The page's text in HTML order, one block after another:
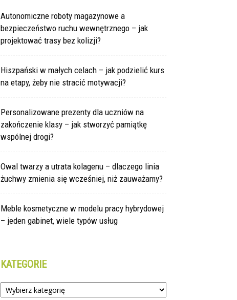
Autonomiczne roboty magazynowe a
bezpieczeństwo ruchu wewnętrznego – jak
projektować trasy bez kolizji?
Hiszpański w małych celach – jak podzielić kurs
na etapy, żeby nie stracić motywacji?
Personalizowane prezenty dla uczniów na
zakończenie klasy – jak stworzyć pamiątkę
wspólnej drogi?
Owal twarzy a utrata kolagenu – dlaczego linia
żuchwy zmienia się wcześniej, niż zauważamy?
Meble kosmetyczne w modelu pracy hybrydowej
– jeden gabinet, wiele typów usług
KATEGORIE
Kategorie